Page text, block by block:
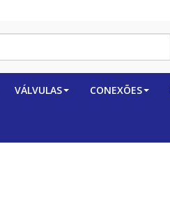
VÁLVULAS CONEXÕES